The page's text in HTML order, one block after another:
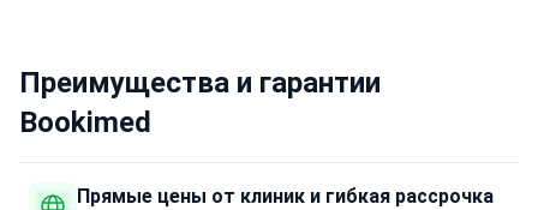
Преимущества и гарантии
Bookimed
Прямые цены от клиник и гибкая рассрочка